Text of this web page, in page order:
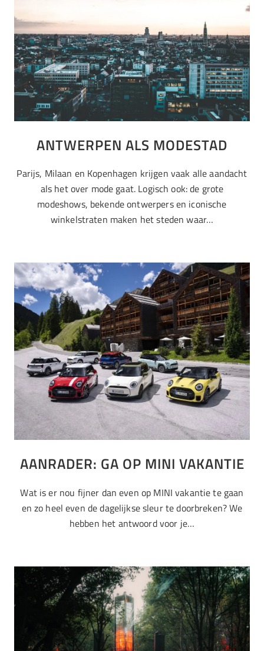
ANTWERPEN ALS MODESTAD
Parijs, Milaan en Kopenhagen krijgen vaak alle aandacht
als het over mode gaat. Logisch ook: de grote
modeshows, bekende ontwerpers en iconische
winkelstraten maken het steden waar…
AANRADER: GA OP MINI VAKANTIE
Wat is er nou fijner dan even op MINI vakantie te gaan
en zo heel even de dagelijkse sleur te doorbreken? We
hebben het antwoord voor je…